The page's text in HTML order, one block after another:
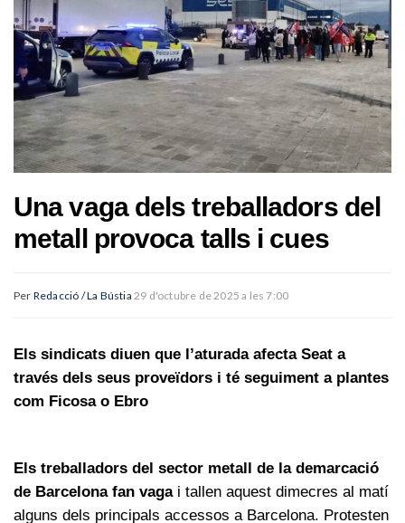
Una vaga dels treballadors del
metall provoca talls i cues
Per Redacció / La Bústia 29 d'octubre de 2025 a les 7:00
Els sindicats diuen que l’aturada afecta Seat a
través dels seus proveïdors i té seguiment a plantes
com Ficosa o Ebro
Els treballadors del sector metall de la demarcació
de Barcelona fan vagai tallen aquest dimecres al matí
alguns dels principals accessos a Barcelona. Protesten